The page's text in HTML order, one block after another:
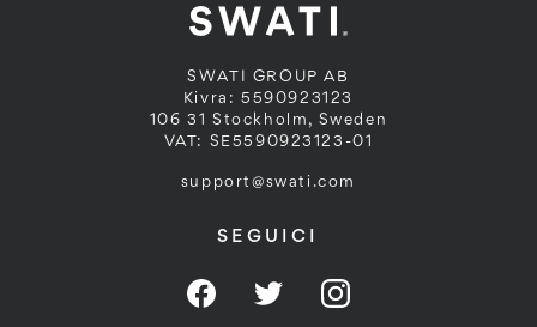
SWATI GROUP AB
Kivra: 5590923123
106 31 Stockholm, Sweden
VAT: SE5590923123-01
support@swati.com
SEGUICI
FacebookTwitterInstagram